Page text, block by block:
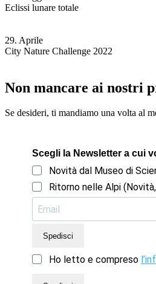
Eclissi lunare totale
29. Aprile
City Nature Challenge 2022
Non mancare ai nostri
Se desideri, ti mandiamo una volta al
Scegli la Newsletter a cui
Novità dal Museo di
Ritorno nelle Alpi
Spedisci
Ho letto e compreso